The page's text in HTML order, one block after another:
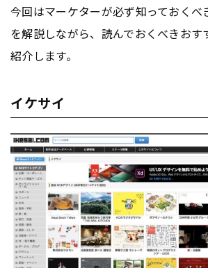
今回はマーケターが必ず知っておくべ
を解説しながら、読んでおくべきおす
紹介します。
イケサイ